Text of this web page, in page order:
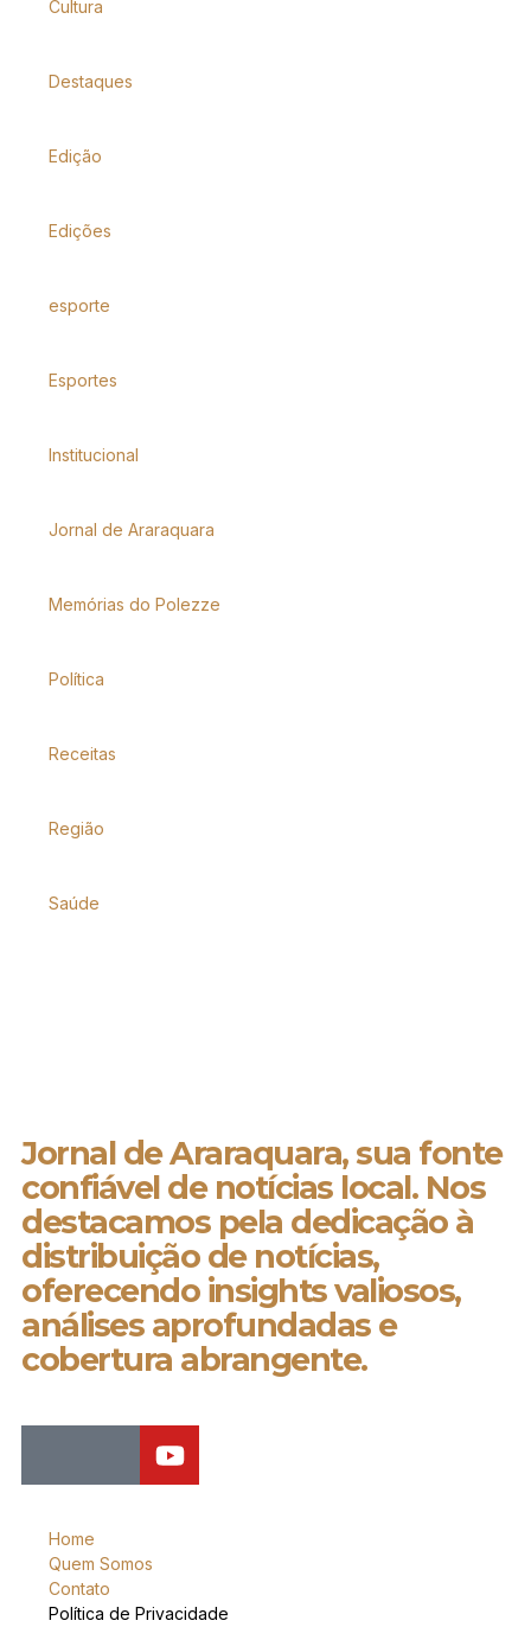
Cultura
Destaques
Edição
Edições
esporte
Esportes
Institucional
Jornal de Araraquara
Memórias do Polezze
Política
Receitas
Região
Saúde
Jornal de Araraquara, sua fonte
confiável de notícias local. Nos
destacamos pela dedicação à
distribuição de notícias,
oferecendo insights valiosos,
análises aprofundadas e
cobertura abrangente.
Home
Quem Somos
Contato
Política de Privacidade